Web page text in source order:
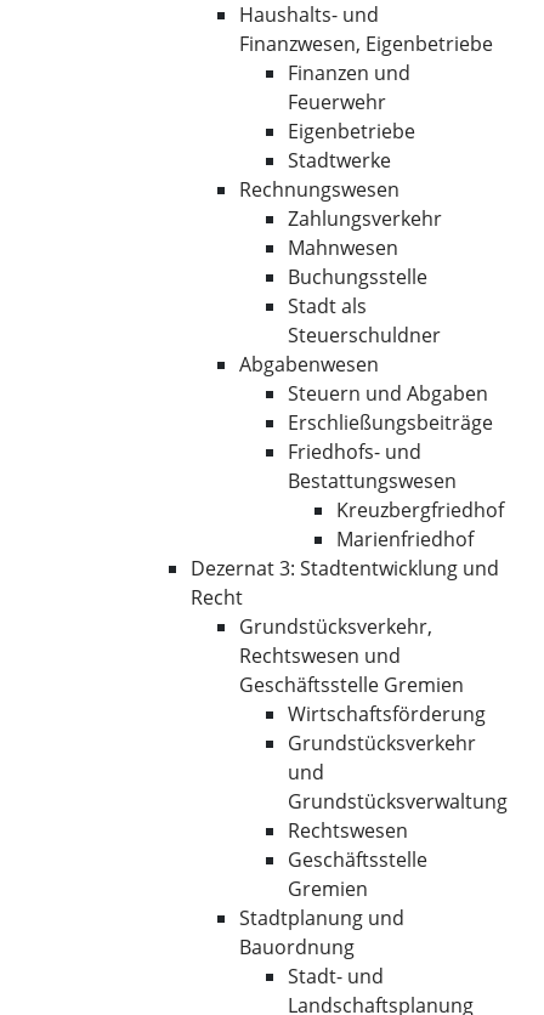
Haushalts- und
Finanzwesen, Eigenbetriebe
Finanzen und
Feuerwehr
Eigenbetriebe
Stadtwerke
Rechnungswesen
Zahlungsverkehr
Mahnwesen
Buchungsstelle
Stadt als
Steuerschuldner
Abgabenwesen
Steuern und Abgaben
Erschließungsbeiträge
Friedhofs- und
Bestattungswesen
Kreuzbergfriedhof
Marienfriedhof
Dezernat 3: Stadtentwicklung und
Recht
Grundstücksverkehr,
Rechtswesen und
Geschäftsstelle Gremien
Wirtschaftsförderung
Grundstücksverkehr
und
Grundstücksverwaltung
Rechtswesen
Geschäftsstelle
Gremien
Stadtplanung und
Bauordnung
Stadt- und
Landschaftsplanung